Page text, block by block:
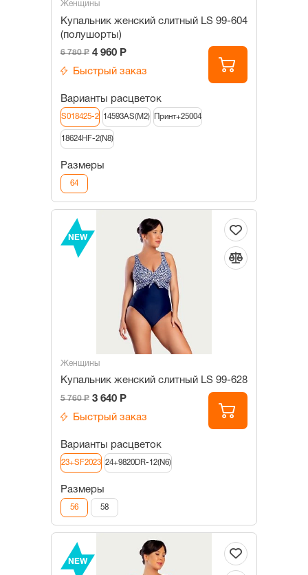
Женщины
Купальник женский слитный LS 99-604
(полушорты)
6 780 Р 4 960 Р
Быстрый заказ
Варианты расцветок
S018425-2 14593AS(M2) Принт+25004
18624HF-2(N8)
Размеры
64
NEW
Женщины
Купальник женский слитный LS 99-628
5 760 Р 3 640 Р
Быстрый заказ
Варианты расцветок
23+SF2023 24+9820DR-12(N6)
Размеры
56 58
NEW